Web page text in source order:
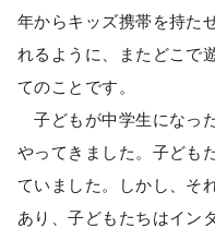
年からキッズ携帯を持た
れるように、またどこで
てのことです。
子どもが中学生になっ
やってきました。子ども
ていました。しかし、そ
あり、子どもたちはイン